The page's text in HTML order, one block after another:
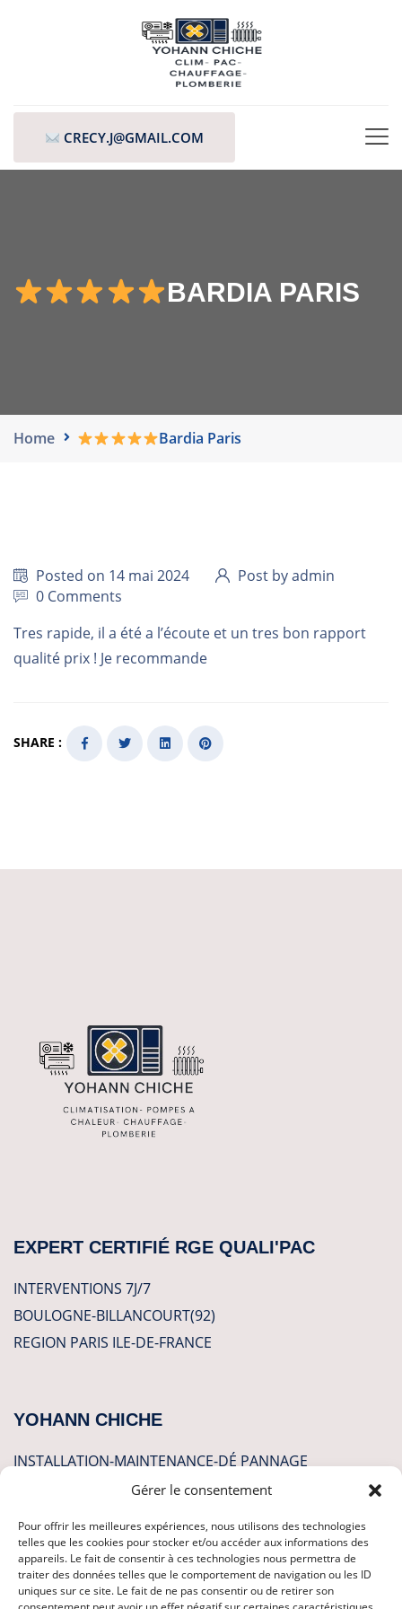
Gérer le consentement
Pour offrir les meilleures expériences, nous utilisons des technologies
telles que les cookies pour stocker et/ou accéder aux informations des
appareils. Le fait de consentir à ces technologies nous permettra de
traiter des données telles que le comportement de navigation ou les ID
uniques sur ce site. Le fait de ne pas consentir ou de retirer son
CRECY.J@GMAIL.COM
BARDIA PARIS
Home Bardia Paris
Posted on 14 mai 2024
Post by admin
0 Comments
Tres rapide, il a été a l’écoute et un tres bon rapport
qualité prix ! Je recommande
SHARE :
EXPERT CERTIFIÉ RGE QUALI'PAC
INTERVENTIONS 7J/7
BOULOGNE-BILLANCOURT(92)
REGION PARIS ILE-DE-FRANCE
YOHANN CHICHE
INSTALLATION-MAINTENANCE-DÉ PANNAGE
POMPES A CHALEUR
PLOMBERIE
CHAUFFAGE